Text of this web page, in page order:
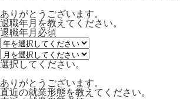
ありがとうございます。
退職年月を教えてください。
退職年月 必須
選択してください。
ありがとうございます。
直近の就業形態を教えてください。